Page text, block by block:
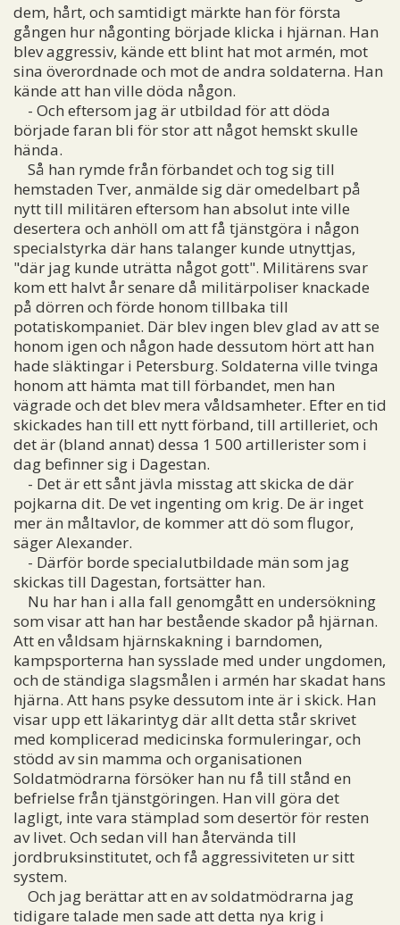
dem, hårt, och samtidigt märkte han för första
gången hur någonting började klicka i hjärnan. Han
blev aggressiv, kände ett blint hat mot armén, mot
sina överordnade och mot de andra soldaterna. Han
kände att han ville döda någon.
- Och eftersom jag är utbildad för att döda
började faran bli för stor att något hemskt skulle
hända.
Så han rymde från förbandet och tog sig till
hemstaden Tver, anmälde sig där omedelbart på
nytt till militären eftersom han absolut inte ville
desertera och anhöll om att få tjänstgöra i någon
specialstyrka där hans talanger kunde utnyttjas,
"där jag kunde uträtta något gott". Militärens svar
kom ett halvt år senare då militärpoliser knackade
på dörren och förde honom tillbaka till
potatiskompaniet. Där blev ingen blev glad av att se
honom igen och någon hade dessutom hört att han
hade släktingar i Petersburg. Soldaterna ville tvinga
honom att hämta mat till förbandet, men han
vägrade och det blev mera våldsamheter. Efter en tid
skickades han till ett nytt förband, till artilleriet, och
det är (bland annat) dessa 1 500 artillerister som i
dag befinner sig i Dagestan.
- Det är ett sånt jävla misstag att skicka de där
pojkarna dit. De vet ingenting om krig. De är inget
mer än måltavlor, de kommer att dö som flugor,
säger Alexander.
- Därför borde specialutbildade män som jag
skickas till Dagestan, fortsätter han.
Nu har han i alla fall genomgått en undersökning
som visar att han har bestående skador på hjärnan.
Att en våldsam hjärnskakning i barndomen,
kampsporterna han sysslade med under ungdomen,
och de ständiga slagsmålen i armén har skadat hans
hjärna. Att hans psyke dessutom inte är i skick. Han
visar upp ett läkarintyg där allt detta står skrivet
med komplicerad medicinska formuleringar, och
stödd av sin mamma och organisationen
Soldatmödrarna försöker han nu få till stånd en
befrielse från tjänstgöringen. Han vill göra det
lagligt, inte vara stämplad som desertör för resten
av livet. Och sedan vill han återvända till
jordbruksinstitutet, och få aggressiviteten ur sitt
system.
Och jag berättar att en av soldatmödrarna jag
tidigare talade men sade att detta nya krig i